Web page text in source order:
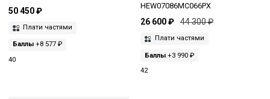
50 450 ₽
Плати частями
Баллы +8 577 ₽
40
HEW07086MC066PX
26 600 ₽ 44 300 ₽
Плати частями
Баллы+3 990 ₽
42